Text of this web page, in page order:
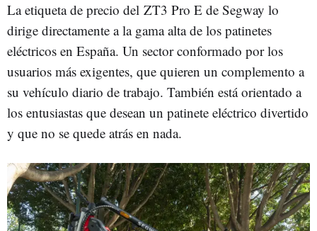
La etiqueta de precio del ZT3 Pro E de Segway lo
dirige directamente a la gama alta de los patinetes
eléctricos en España. Un sector conformado por los
usuarios más exigentes, que quieren un complemento a
su vehículo diario de trabajo. También está orientado a
los entusiastas que desean un patinete eléctrico divertido
y que no se quede atrás en nada.